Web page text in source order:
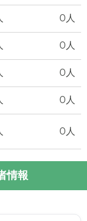
0人
0人
0人
0人
0人
情報